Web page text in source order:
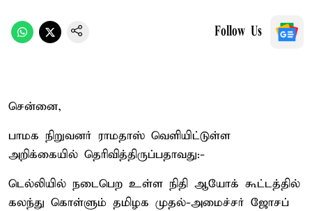
Follow Us
சென்னை,
பாமக நிறுவனர் ராமதாஸ் வெளியிட்டுள்ள
அறிக்கையில் தெரிவித்திருப்பதாவது:-
டெல்லியில் நடைபெற உள்ள நிதி ஆயோக் கூட்டத்தில்
கலந்து கொள்ளும் தமிழக முதல்-அமைச்சர் ஜோசப்